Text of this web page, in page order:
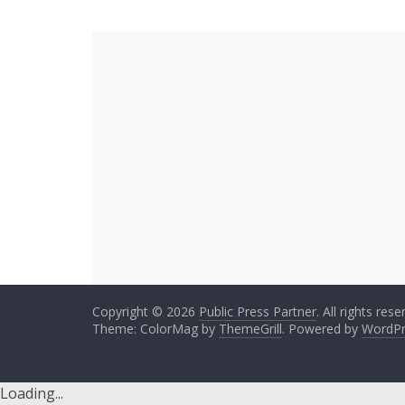
Copyright © 2026 Public Press Partner. All rights
Theme: ColorMag by ThemeGrill. Powered by
Loading...